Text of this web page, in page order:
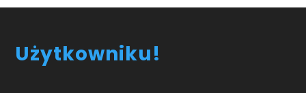
Użytkowniku!